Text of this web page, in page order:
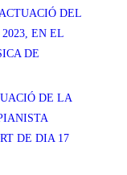
DEL
EN EL
DE
DE LA
DE DIA 17